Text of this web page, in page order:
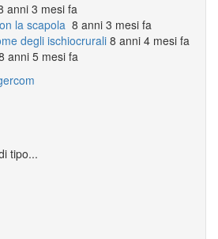
anni 3 mesi fa
la scapola 8 anni 3 mesi fa
degli ischiocrurali 8 anni 4 mesi fa
anni 5 mesi fa
tipo...